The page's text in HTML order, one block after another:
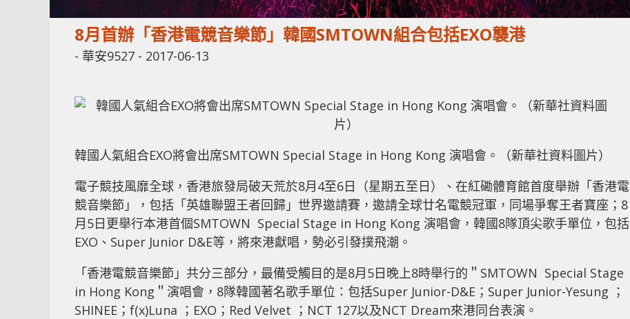
8月首辦「香港電競音樂節」韓國SMTOWN組合包括EXO襲港
- 華安9527 - 2017-06-13
韓國人氣組合EXO將會出席SMTOWN Special Stage in Hong Kong 演唱會。（新華社資料圖片）
電子競技風靡全球，香港旅發局破天荒於8月4至6日（星期五至日）、在紅磡體育館首度舉辦「香港電
競音樂節」，包括「英雄聯盟王者回歸」世界邀請賽，邀請全球廿名電競冠軍，同場爭奪王者寶座；8
月5日更舉行本港首個SMTOWN Special Stage in Hong Kong 演唱會，韓國8隊頂尖歌手單位，包括
EXO、Super Junior D&E等，將來港獻唱，勢必引發撲飛潮。
「香港電競音樂節」共分三部分，最備受觸目的是8月5日晚上8時舉行的＂SMTOWN Special Stage
in Hong Kong＂演唱會，8隊韓國著名歌手單位：包括Super Junior-D&E；Super Junior-Yesung ；
SHINEE；f(x)Luna ；EXO；Red Velvet ；NCT 127以及NCT Dream來港同台表演。